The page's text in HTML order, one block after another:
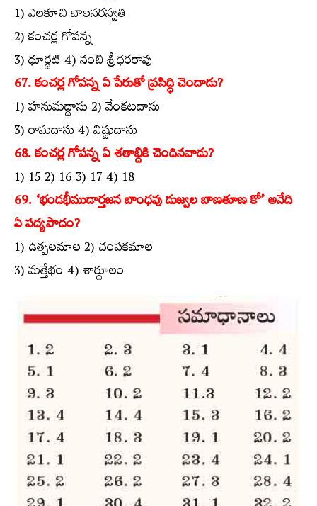
1) ఎలకూచి బాలసరస్వతి
2) కంచర్ల గోపన్న
3) ధూర్జటి 4) నంబి శ్రీధరరావు
67. కంచర్ల గోపన్న ఏ పేరుతో ప్రసిద్ధి చెందాడు?
1) హనుమద్దాసు 2) వేంకటదాసు
3) రామదాసు 4) విష్ణుదాసు
68. కంచర్ల గోపన్న ఏ శతాబ్దికి చెందినవాడు?
1) 15 2) 16 3) 17 4) 18
69. ‘భండభీముడార్తజన బాంధవు డుజ్వల బాణతూణ కో’ అనేది
ఏ పద్యపాదం?
1) ఉత్పలమాల 2) చంపకమాల
3) మత్తేభం 4) శార్దూలం